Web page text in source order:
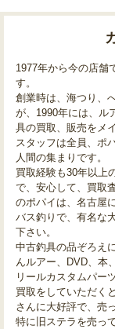
1977年から今の店舗
す。
創業時は、海つり、
が、1990年には、ル
具の買取、販売をメ
スタッフは全員、ポ
人間の集まりです。
買取経験も30年以上
で、安心して、買取
のポパイは、名古屋
バス釣りで、有名な
下さい。
中古釣具の品ぞろえ
んルアー、DVD、本
リールカスタムパー
買取をしていただく
さんに大好評で、売
特に旧ステラを売っ